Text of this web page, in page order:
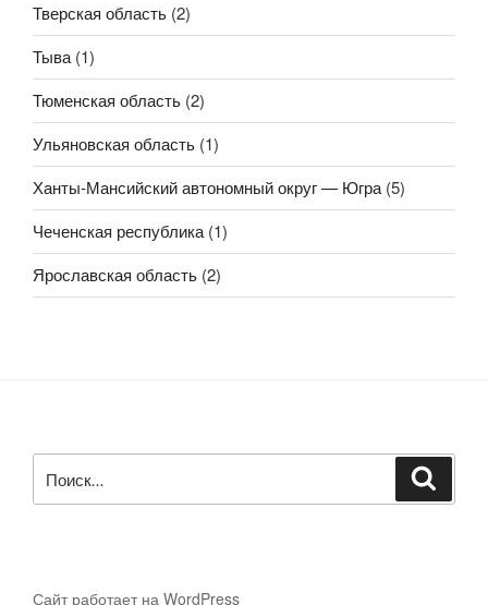
Тверская область (2)
Тыва(1)
Тюменская область (2)
Ульяновская область (1)
Ханты-Мансийский автономный округ — Югра(5)
Чеченская республика(1)
Ярославская область (2)
Сайт работает на WordPress